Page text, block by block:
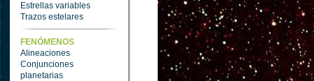
Estrellas variables
Trazos estelares
FENÓMENOS
Alineaciones
Conjunciones
planetarias